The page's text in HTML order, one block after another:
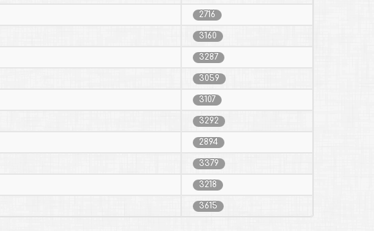
2716
3160
3287
3059
3107
3292
2894
3379
3218
3615